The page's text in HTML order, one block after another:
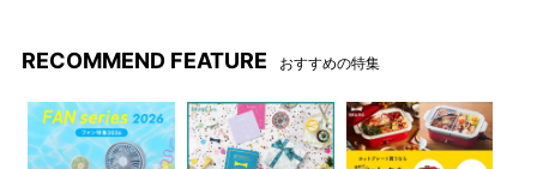
RECOMMEND FEATURE おすすめの特集